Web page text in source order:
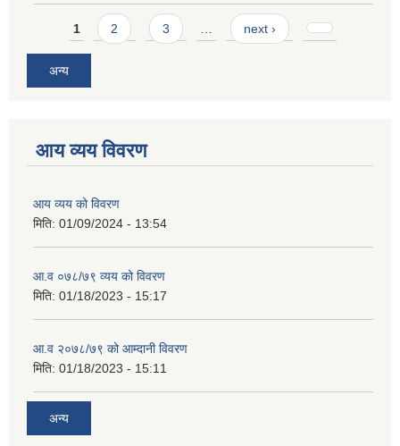
Pages
1 2 3 … next ›
अन्य
आय व्यय विवरण
आय व्यय को विवरण
मिति: 01/09/2024 - 13:54
आ.व ०७८/७९ व्यय को विवरण
मिति: 01/18/2023 - 15:17
आ.व २०७८/७९ को आम्दानी विवरण
मिति: 01/18/2023 - 15:11
अन्य